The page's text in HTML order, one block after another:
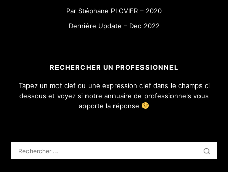
Par Stéphane PLOVIER – 2020
Dernière Update – Dec 2022
RECHERCHER UN PROFESSIONNEL
Tapez un mot clef ou une expression clef dans le champs ci
dessous et voyez si notre annuaire de professionnels vous
apporte la réponse